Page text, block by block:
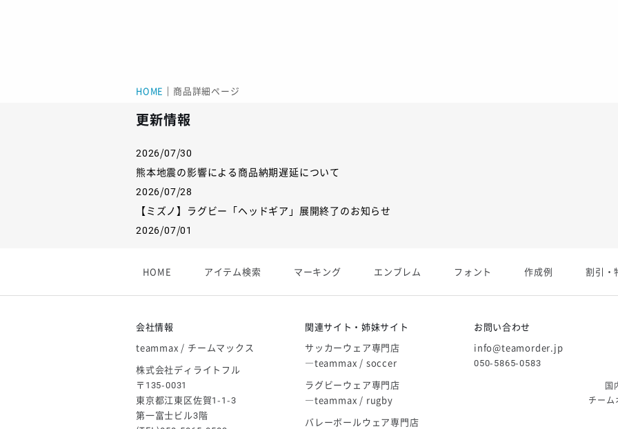
HOME 商品詳細ページ
更新情報
2026/07/30
熊本地震の影響による商品納期遅延について
2026/07/28
【ミズノ】ラグビー「ヘッドギア」展開終了のお知らせ
2026/07/01
2026/06/09
ゴールデンウィーク休業のお知らせ
HOME アイテム検索 マーキング エンブレム フォント 作成例 割引・
会社情報
teammax / チームマックス
株式会社ディライトフル
〒135-0031
東京都江東区佐賀1-1-3
第一富士ビル3階
関連サイト・姉妹サイト
サッカーウェア専門店
―teammax / soccer
ラグビーウェア専門店
―teammax / rugby
バレーボールウェア専門店
お問い合わせ
info@teamorder.jp
050-5865-0583
国
チー